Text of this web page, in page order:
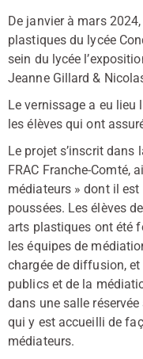
De janvier à mars
plastiques du lycée
sein du lycée
Jeanne Gillard &
Le vernissage a eu lieu
les élèves qui ont
Le projet s’inscrit dans
FRAC Franche-Comté,
médiateurs » dont il
poussées. Les élèves
arts plastiques ont été
les équipes de
chargée de diffusion,
publics et de la
dans une salle
qui y est accueilli de
médiateurs.